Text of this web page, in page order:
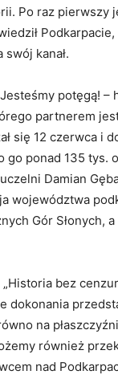
Po raz pierwszy
kanał.
potęgą! –
partnerem
się 12 czerwca i
go ponad 135 tys.
Damian
województwa
Gór Słonych,
bez
dokonania
na
również
nad